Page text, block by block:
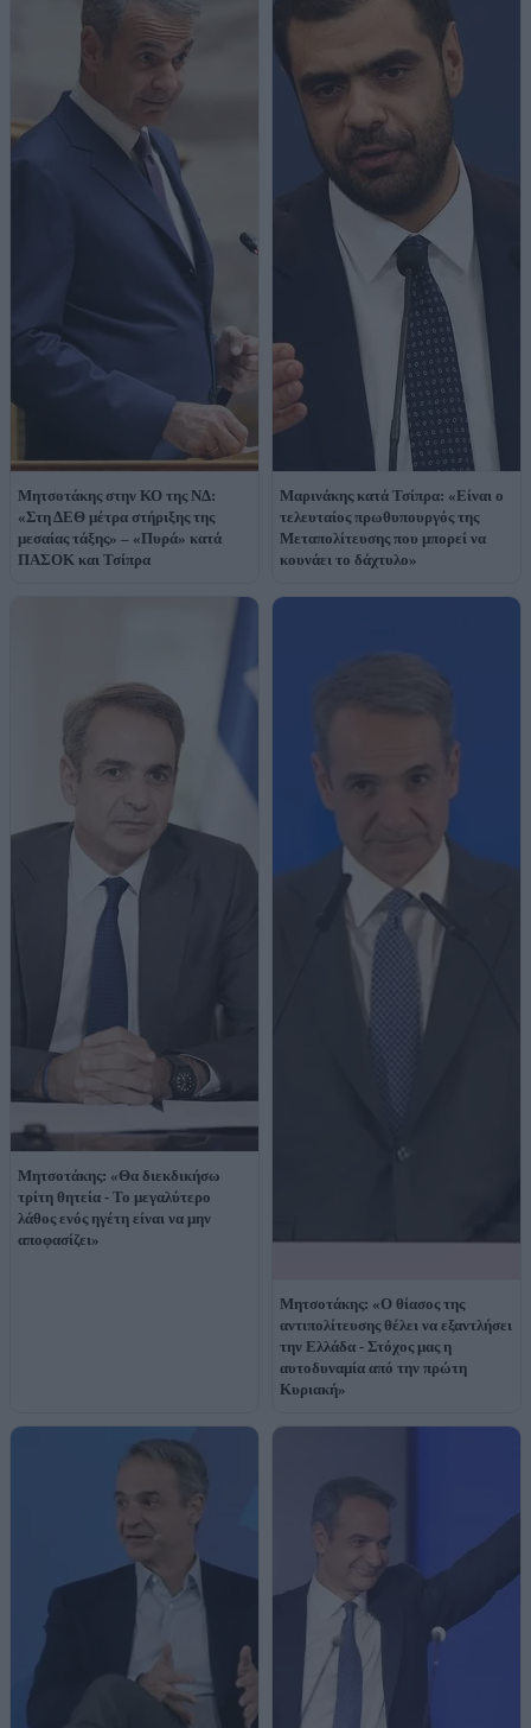
Μητσοτάκης στην ΚΟ της ΝΔ:
«Στη ΔΕΘ μέτρα στήριξης της
μεσαίας τάξης» – «Πυρά» κατά
ΠΑΣΟΚ και Τσίπρα
Μαρινάκης κατά Τσίπρα: «Είναι ο
τελευταίος πρωθυπουργός της
Μεταπολίτευσης που μπορεί να
κουνάει το δάχτυλο»
Μητσοτάκης: «Θα διεκδικήσω
τρίτη θητεία - Το μεγαλύτερο
λάθος ενός ηγέτη είναι να μην
αποφασίζει»
Μητσοτάκης: «Ο θίασος της
αντιπολίτευσης θέλει να εξαντλήσει
την Ελλάδα - Στόχος μας η
αυτοδυναμία από την πρώτη
Κυριακή»